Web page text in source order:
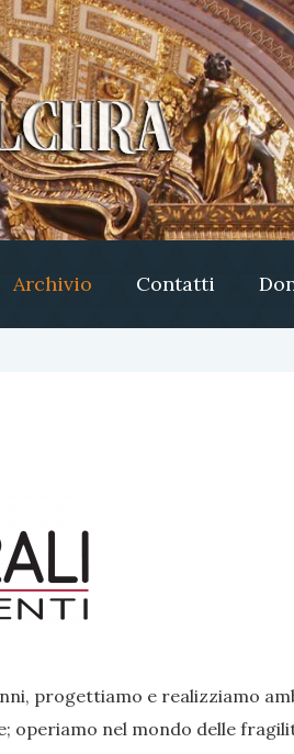
Archivio Contatti
progettiamo e realizziamo
nel mondo delle